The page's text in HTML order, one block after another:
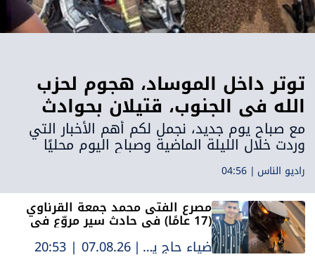
توتر داخل الموساد، هجوم لحزب
الله في الجنوب، قتيلان بحوادث
طرق في النقب وخلاف على
ميزانية الأمن: أبرز أحداث الليلة
الماضية
مع صباح يوم جديد، نجمل لكم أهم الأخبار التي
وردت خلال الليلة الماضية وصباح اليوم محليًا
وإقليميًا وعالميًا.
راديو الناس |
04:56
مصرع الفتى محمد جمعة القرناوي
(17 عامًا) في حادث سير مروّع في
عرعرة النقب
ضياء حاج يحيى |
07.08.26 | 20:53